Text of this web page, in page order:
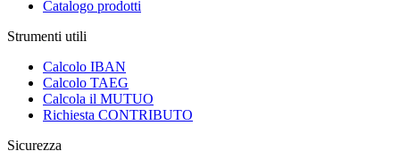
Catalogo prodotti
Strumenti utili
Calcolo IBAN
Calcolo TAEG
Calcola il MUTUO
Richiesta CONTRIBUTO
Sicurezza